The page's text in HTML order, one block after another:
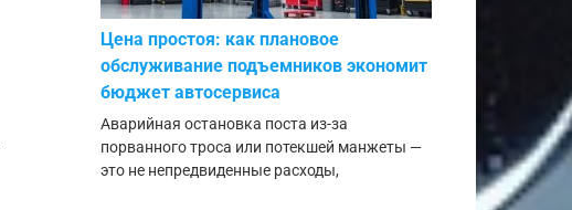
Цена простоя: как плановое
обслуживание подъемников экономит
бюджет автосервиса
Аварийная остановка поста из-за
порванного троса или потекшей манжеты —
это не непредвиденные расходы,